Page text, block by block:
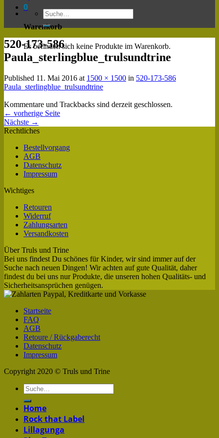
0
Warenkorb
Es befinden sich keine Produkte im Warenkorb.
520-173-586
Paula_sterlingblue_trulsundtrine
Published 11. Mai 2016 at 1500 × 1500 in 520-173-586
Paula_sterlingblue_trulsundtrine
Kommentare und Trackbacks sind derzeit geschlossen.
← vorherige Seite
Nächste →
Rechtliches
Bestellvorgang
AGB
Datenschutz
Impressum
Wichtiges
Retouren
Widerruf
Zahlungsarten
Versandkosten
Über Truls und Trine
Bei uns findest Du schönes für Kinder, wir sind immer auf der
Suche nach neuen Dingen! Wir achten auf gute Qualität, daher
findest du bei uns nur Produkte, die unseren hohen Qualitäts- und
Sicherheitsansprüchen genügen.
Startseite
FAQ
AGB
Retoure / Rückgaberecht
Datenschutz
Impressum
Copyright 2020 © Truls und Trine
Home
Rock that Label
Lillagunga